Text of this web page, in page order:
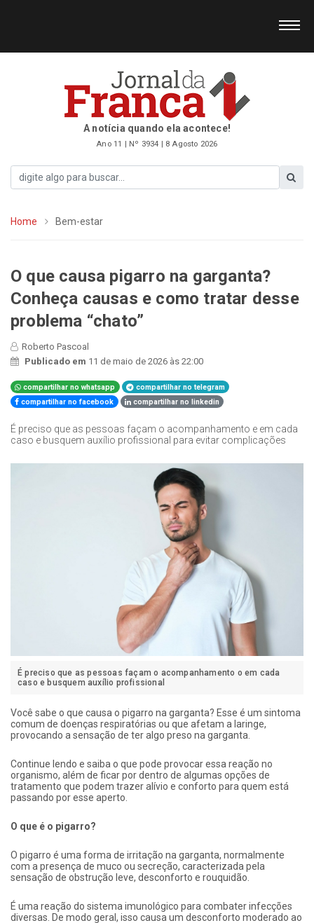
A notícia quando ela acontece!
Ano 11 | Nº 3934 | 8 Agosto 2026
Home Bem-estar
O que causa pigarro na garganta?
Conheça causas e como tratar desse
problema “chato”
Roberto Pascoal
Publicado em 11 de maio de 2026 às 22:00
compartilhar no whatsapp
compartilhar no telegram
compartilhar no facebook
compartilhar no linkedin
É preciso que as pessoas façam o acompanhamento e em cada
caso e busquem auxílio profissional para evitar complicações
É preciso que as pessoas façam o acompanhamento o em cada
caso e busquem auxílio profissional
Você sabe o que causa o pigarro na garganta? Esse é um sintoma
comum de doenças respiratórias ou que afetam a laringe,
provocando a sensação de ter algo preso na garganta.
Continue lendo e saiba o que pode provocar essa reação no
organismo, além de ficar por dentro de algumas opções de
tratamento que podem trazer alívio e conforto para quem está
passando por esse aperto.
O que é o pigarro?
O pigarro é uma forma de irritação na garganta, normalmente
com a presença de muco ou secreção, caracterizada pela
sensação de obstrução leve, desconforto e rouquidão.
É uma reação do sistema imunológico para combater infecções
diversas. De modo geral, isso causa um desconforto moderado ao